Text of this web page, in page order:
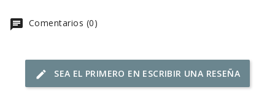
chat Comentarios (0)
edit SEA EL PRIMERO EN ESCRIBIR UNA RESEÑA